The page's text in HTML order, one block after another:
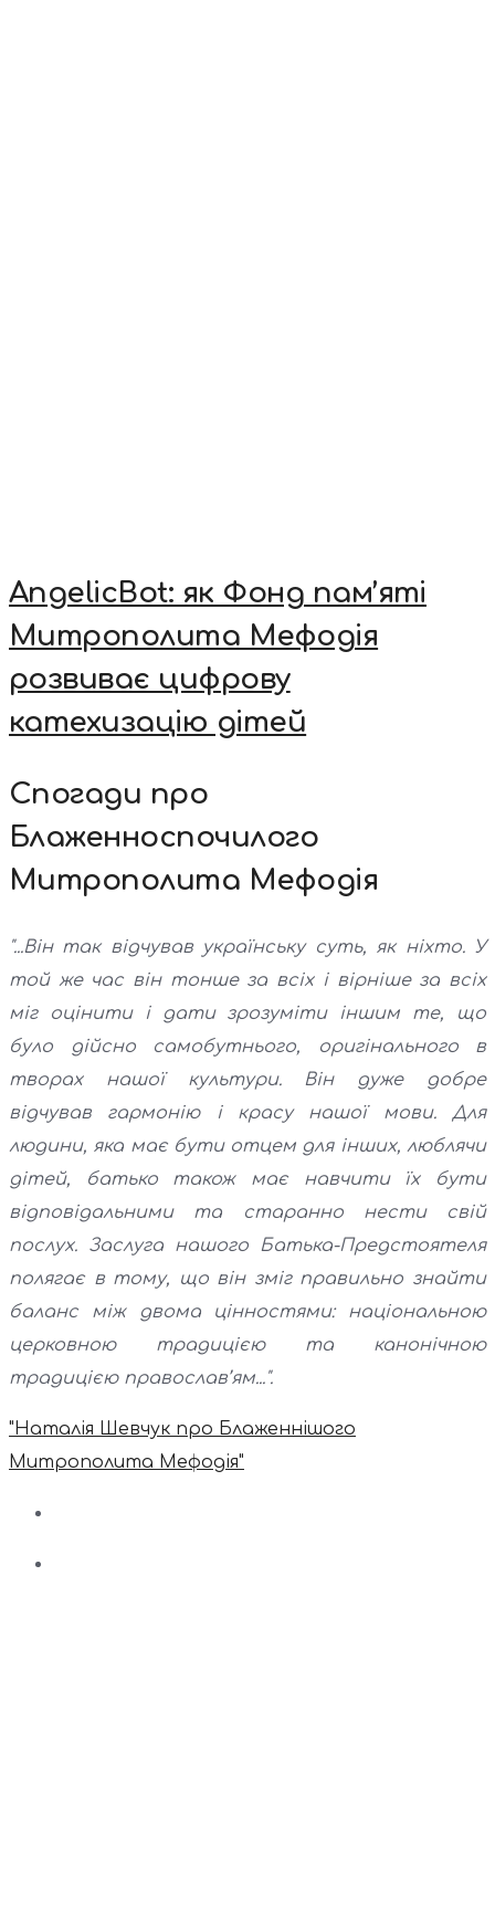
AngelicBot: як Фонд пам’яті
Митрополита Мефодія
розвиває цифрову
катехизацію дітей
Спогади про
Блаженноспочилого
Митрополита Мефодія
"...Він так відчував українську суть, як ніхто. У
той же час він тонше за всіх і вірніше за всіх
міг оцінити і дати зрозуміти іншим те, що
було дійсно самобутнього, оригінального в
творах нашої культури. Він дуже добре
відчував гармонію і красу нашої мови. Для
людини, яка має бути отцем для інших, люблячи
дітей, батько також має навчити їх бути
відповідальними та старанно нести свій
послух. Заслуга нашого Батька-Предстоятеля
полягає в тому, що він зміг правильно знайти
баланс між двома цінностями: національною
церковною традицією та канонічною
традицією православ’ям...".
"Наталія Шевчук про Блаженнішого
Митрополита Мефодія"